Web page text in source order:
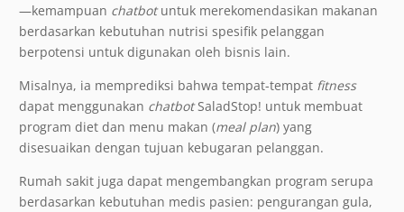
—kemampuan chatbotuntuk merekomendasikan makanan
berdasarkan kebutuhan nutrisi spesifik pelanggan
berpotensi untuk digunakan oleh bisnis lain.
Misalnya, ia memprediksi bahwa tempat-tempat fitness
dapat menggunakan chatbotSaladStop! untuk membuat
program diet dan menu makan (meal plan) yang
disesuaikan dengan tujuan kebugaran pelanggan.
Rumah sakit juga dapat mengembangkan program serupa
berdasarkan kebutuhan medis pasien: pengurangan gula,